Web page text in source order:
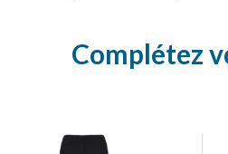
Complétez